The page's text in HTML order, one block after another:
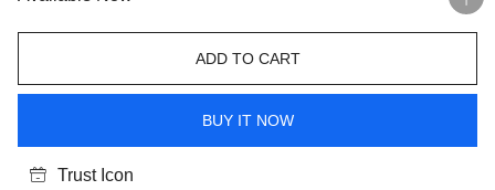
ADD TO CART
BUY IT NOW
Trust Icon